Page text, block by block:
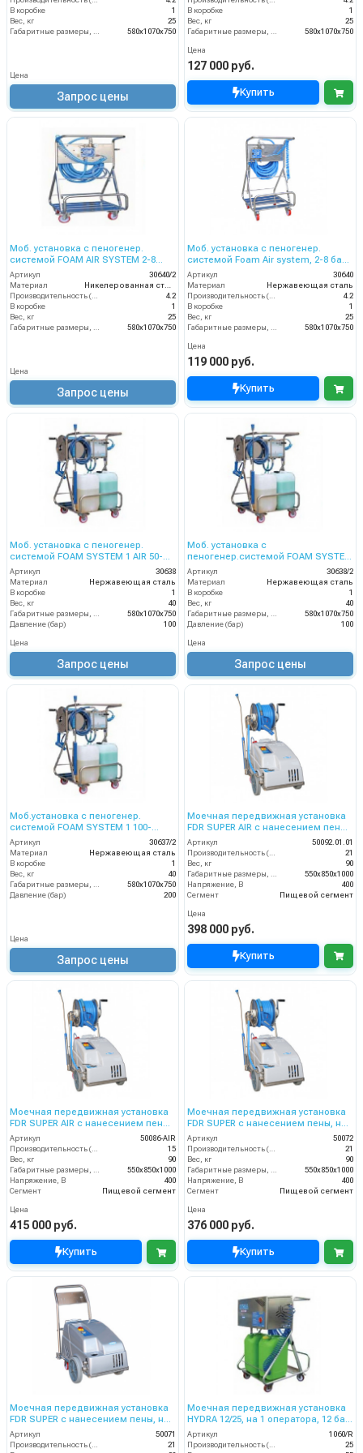
В коробке
1
Вес, кг
25
Габаритные размеры, мм
580x1070x750
Цена
Запрос цены
В коробке
1
Вес, кг
25
Габаритные размеры, мм
580x1070x750
Цена
127 000 руб.
Купить
Моб. установка с пеногенер.
системой FOAM AIR SYSTEM 2-8
бар, подачей воздуха,, на 2 ср-ва
Артикул
30640/2
Материал
Никелерованная сталь
Производительность (л/мин)
4.2
В коробке
1
Вес, кг
25
Габаритные размеры, мм
580x1070x750
Цена
Запрос цены
Моб. установка с пеногенер.
системой Foam Air system, 2-8 бар,
подачей воздуха, на 1 ср-во
Артикул
30640
Материал
Нержавеющая сталь
Производительность (л/мин)
4.2
В коробке
1
Вес, кг
25
Габаритные размеры, мм
580x1070x750
Цена
119 000 руб.
Купить
Моб. установка с пеногенер.
системой FOAM SYSTEM 1 AIR 50-
100 бар, подачей воздуха, на ср-во
Артикул
30638
Материал
Нержавеющая сталь
В коробке
1
Вес, кг
40
580x1070x750
Давление (бар)
100
Цена
Запрос цены
Моб. установка с
пеногенер.системой FOAM SYSTEM
1 AIR 50-100бар, подачей воздуха,
на 2 ср-ва
Артикул
30638/2
Материал
Нержавеющая сталь
В коробке
1
Вес, кг
40
580x1070x750
Давление (бар)
100
Цена
Запрос цены
Моб.установка с пеногенер.
системой FOAM SYSTEM 1 100-
200бар, без подачи воздуха, на 2
ср-ва
Артикул
30637/2
Материал
Нержавеющая сталь
В коробке
1
Вес, кг
40
580x1070x750
Давление (бар)
200
Цена
Запрос цены
Моечная передвижная установка
FDR SUPER AIR с нанесением пены,
150 бар, 21 л/мин барабаном
Артикул
50092.01.01
21
Вес, кг
90
550x850x1000
Напряжение, В
400
Сегмент
Пищевой сегмент
Цена
398 000 руб.
Купить
Моечная передвижная установка
FDR SUPER AIR с нанесением пены,
200 бар, 15 л/мин барабаном
Артикул
50086-AIR
Производительность (л/мин)
15
Вес, кг
90
Габаритные размеры, мм
550x850x1000
Напряжение, В
400
Сегмент
Пищевой сегмент
Цена
415 000 руб.
Купить
Моечная передвижная установка
FDR SUPER с нанесением пены, на
1 опер.150 бар, 21 л/мин барабаном
Артикул
50072
Производительность (л/мин)
21
Вес, кг
90
Габаритные размеры, мм
550x850x1000
Напряжение, В
400
Сегмент
Пищевой сегмент
Цена
376 000 руб.
Купить
Моечная передвижная установка
FDR SUPER с нанесением пены, на
1 оператора , 150 бар, 21 л/мин
Артикул
50071
Производительность (л/мин)
21
Моечная передвижная установка
HYDRA 12/25, на 1 оператора, 12 бар,
25 л/мин.
Артикул
1060/R
Производительность (л/мин)
25